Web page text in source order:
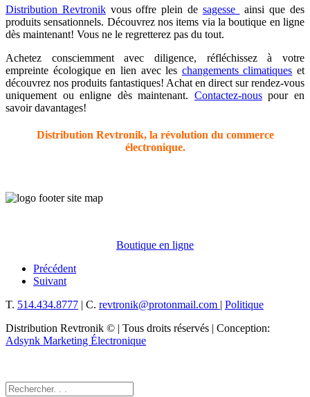
Distribution Revtronikvous offre plein de sagesse
ainsi que des
produits sensationnels. Découvrez nos items via la boutique en ligne
dès maintenant! Vous ne le regretterez pas du tout.
Achetez consciemment avec diligence, réfléchissez à votre
empreinte écologique en lien avec les changements climatiques et
découvrez nos produits fantastiques! Achat en direct sur rendez-vous
uniquement ou enligne dès maintenant. Contactez-nouspour en
savoir davantages!
Distribution Revtronik, la révolution du commerce
électronique.
Boutique en ligne
Précédent
Suivant
T. 514.434.8777 | C. revtronik@protonmail.com | Politique
Distribution Revtronik © | Tous droits réservés | Conception:
Adsynk Marketing Électronique